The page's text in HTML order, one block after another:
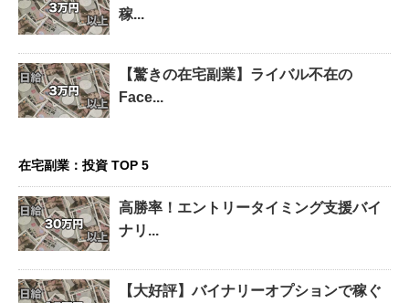
稼...
【驚きの在宅副業】ライバル不在の
Face...
在宅副業：投資 TOP 5
高勝率！エントリータイミング支援バイ
ナリ...
【大好評】バイナリーオプションで稼ぐ